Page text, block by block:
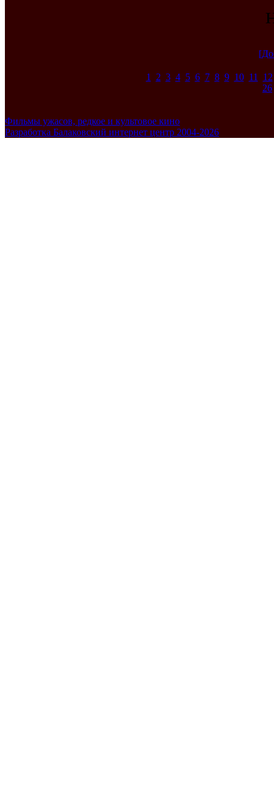
1 2 3 4 5 6 7 8 9 10 11
12
26
Фильмы ужасов, редкое и культовое кино
Разработка Балаковский интернет центр 2004-2026